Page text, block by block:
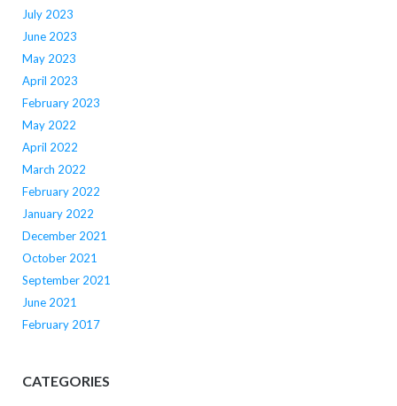
July 2023
June 2023
May 2023
April 2023
February 2023
May 2022
April 2022
March 2022
February 2022
January 2022
December 2021
October 2021
September 2021
June 2021
February 2017
CATEGORIES